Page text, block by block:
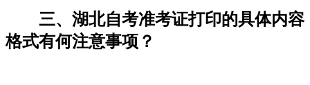
三、湖北自考准考证打印的具体内容
格式有何注意事项？